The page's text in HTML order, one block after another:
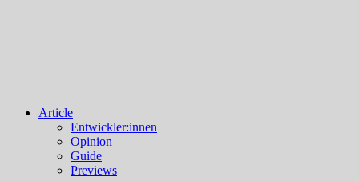
Article
Entwickler:innen
Opinion
Guide
Previews